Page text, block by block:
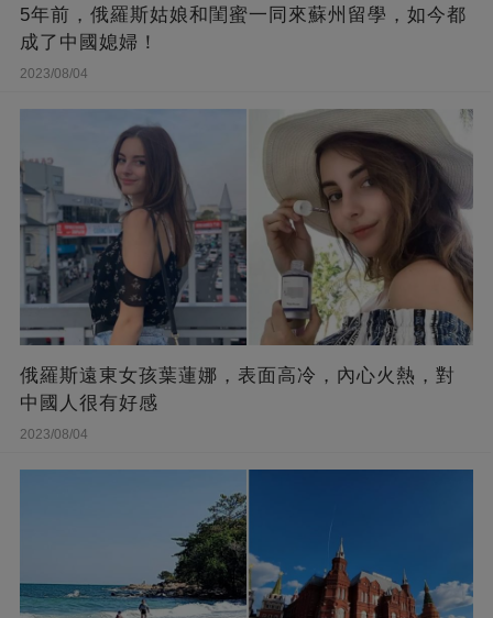
5年前，俄羅斯姑娘和閨蜜一同來蘇州留學，如今都
成了中國媳婦！
2023/08/04
俄羅斯遠東女孩葉蓮娜，表面高冷，內心火熱，對
中國人很有好感
2023/08/04